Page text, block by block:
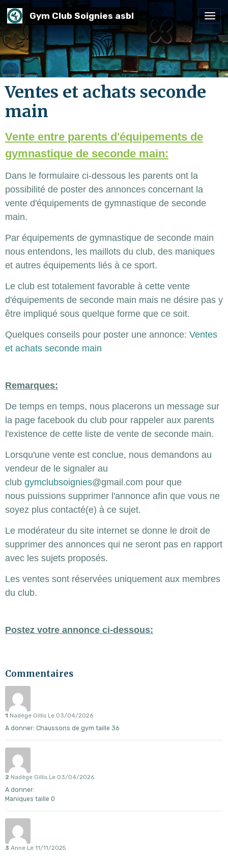
Gym Club Soignies asbl
Ventes et achats seconde
main
Vente entre parents d'équipements de
gymnastique de seconde main:
Dans le formulaire ci-dessous les parents ont la
possibilité de poster des annonces concernant la
vente d'équipements de gymnastique de seconde
main.
Par équipements de gymnastique de seconde main
nous entendons, les maillots du club, des maniques
et autres équipements liés à ce sport.
Le club est totalement favorable à cette vente
d'équipements de seconde main mais ne désire pas y
être impliqué sous quelque forme que ce soit.
Quelques conseils pour poster une annonce: Ventes
et achats seconde main
Remarques:
De temps en temps, nous placerons un message sur
la page facebook du club pour rappeler aux parents
l'existence de cette liste de vente de seconde main.
Lorsqu'une vente est conclue, nous demandons au
vendeur de le signaler au
club gymclubsoignies@gmail.com pour que
nous puissions supprimer l'annonce afin que vous ne
soyez plus contacté(e) à ce sujet.
Le modérateur du site internet se donne le droit de
supprimer des annonces qui ne seront pas en rapport
avec les sujets proposés.
Les ventes sont réservées uniquement aux membres
du club.
Postez votre annonce ci-dessous:
Commentaires
1 Nadège Gillis Le 03/04/2026
A donner: Chaussons de gym taille 36
2 Nadège Gillis Le 03/04/2026
A donner:
Maniques taille 0
3 Anne Le 11/11/2025